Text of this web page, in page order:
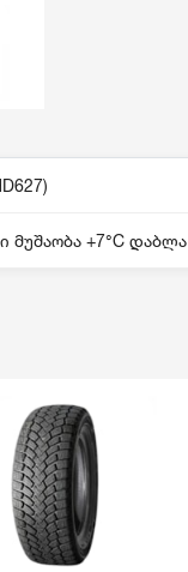
მუშაობა +7°C დაბლა